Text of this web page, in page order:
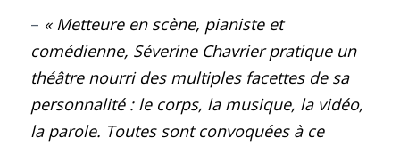
– « Metteure en scène, pianiste et
comédienne, Séverine Chavrier pratique un
théâtre nourri des multiples facettes de sa
personnalité : le corps, la musique, la vidéo,
la parole. Toutes sont convoquées à ce